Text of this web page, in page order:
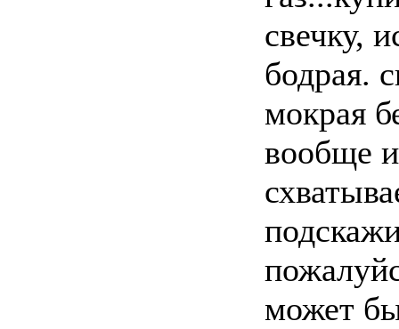
свечку,
бодрая.
мокрая
вообще
может